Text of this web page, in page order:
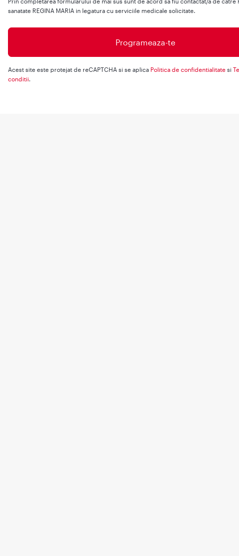
sanatate REGINA MARIA in legatura cu serviciile medicale solicitate.
Acest site este protejat de reCAPTCHA si se aplica Politica de confidentialitate si
conditii.